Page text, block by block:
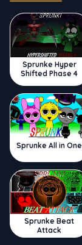
Sprunke Hyper
Shifted Phase 4
Sprunke All in One
Sprunke Beat
Attack